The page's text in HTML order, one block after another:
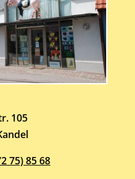
105
75) 85 68